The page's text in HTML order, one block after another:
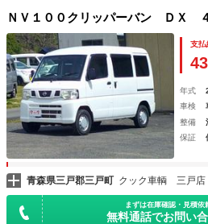
ＮＶ１００クリッパーバン ＤＸ
支払
年式
車検
整備
保証
青森県三戸郡三戸町 クック車輌 三戸店
まずは在庫確認・見積依
無料通話でお問い